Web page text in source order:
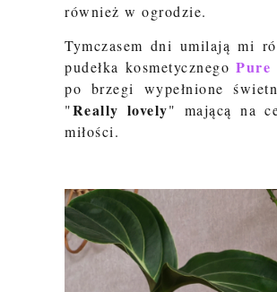
również w ogrodzie.
Tymczasem dni umilają mi
pudełka kosmetycznegoPure
po brzegi wypełnione
"Really lovely" mającą na
miłości.